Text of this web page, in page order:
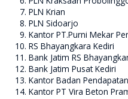
PLN Krian
PLN Sidoarjo
Kantor PT.Purni Mekar
RS Bhayangkara Kediri
Bank Jatim RS
Bank Jatim Pusat Kediri
Kantor Badan
Kantor PT Vira Beton